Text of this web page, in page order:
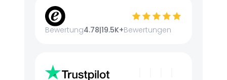
Bewertung4.78|19.5K+Bewertungen